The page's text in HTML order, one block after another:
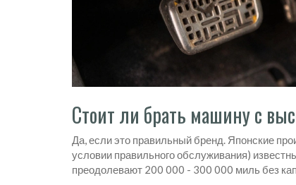
Стоит ли брать машину с
Да, если это правильный бренд. Японские
условии правильного обслуживания)
преодолевают 200 000 - 300 000 миль без